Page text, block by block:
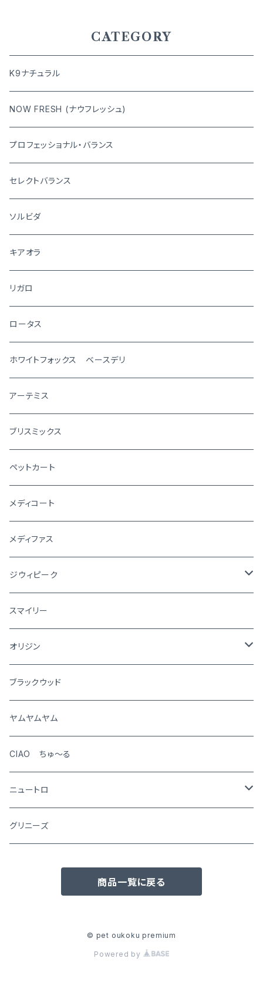
CATEGORY
K9ナチュラル
NOW FRESH (ナウフレッシュ)
プロフェッショナル・バランス
セレクトバランス
ソルビダ
キアオラ
リガロ
ロータス
ホワイトフォックス ベースデリ
アーテミス
ブリスミックス
ペットカート
メディコート
メディファス
ジウィピーク
犬
猫
スマイリー
オリジン
犬
猫
ブラックウッド
ヤムヤムヤム
CIAO ちゅ～る
ニュートロ
シュプレモ
ワイルドレシピ
グリニーズ
商品一覧に戻る
© pet oukoku premium
Powered by